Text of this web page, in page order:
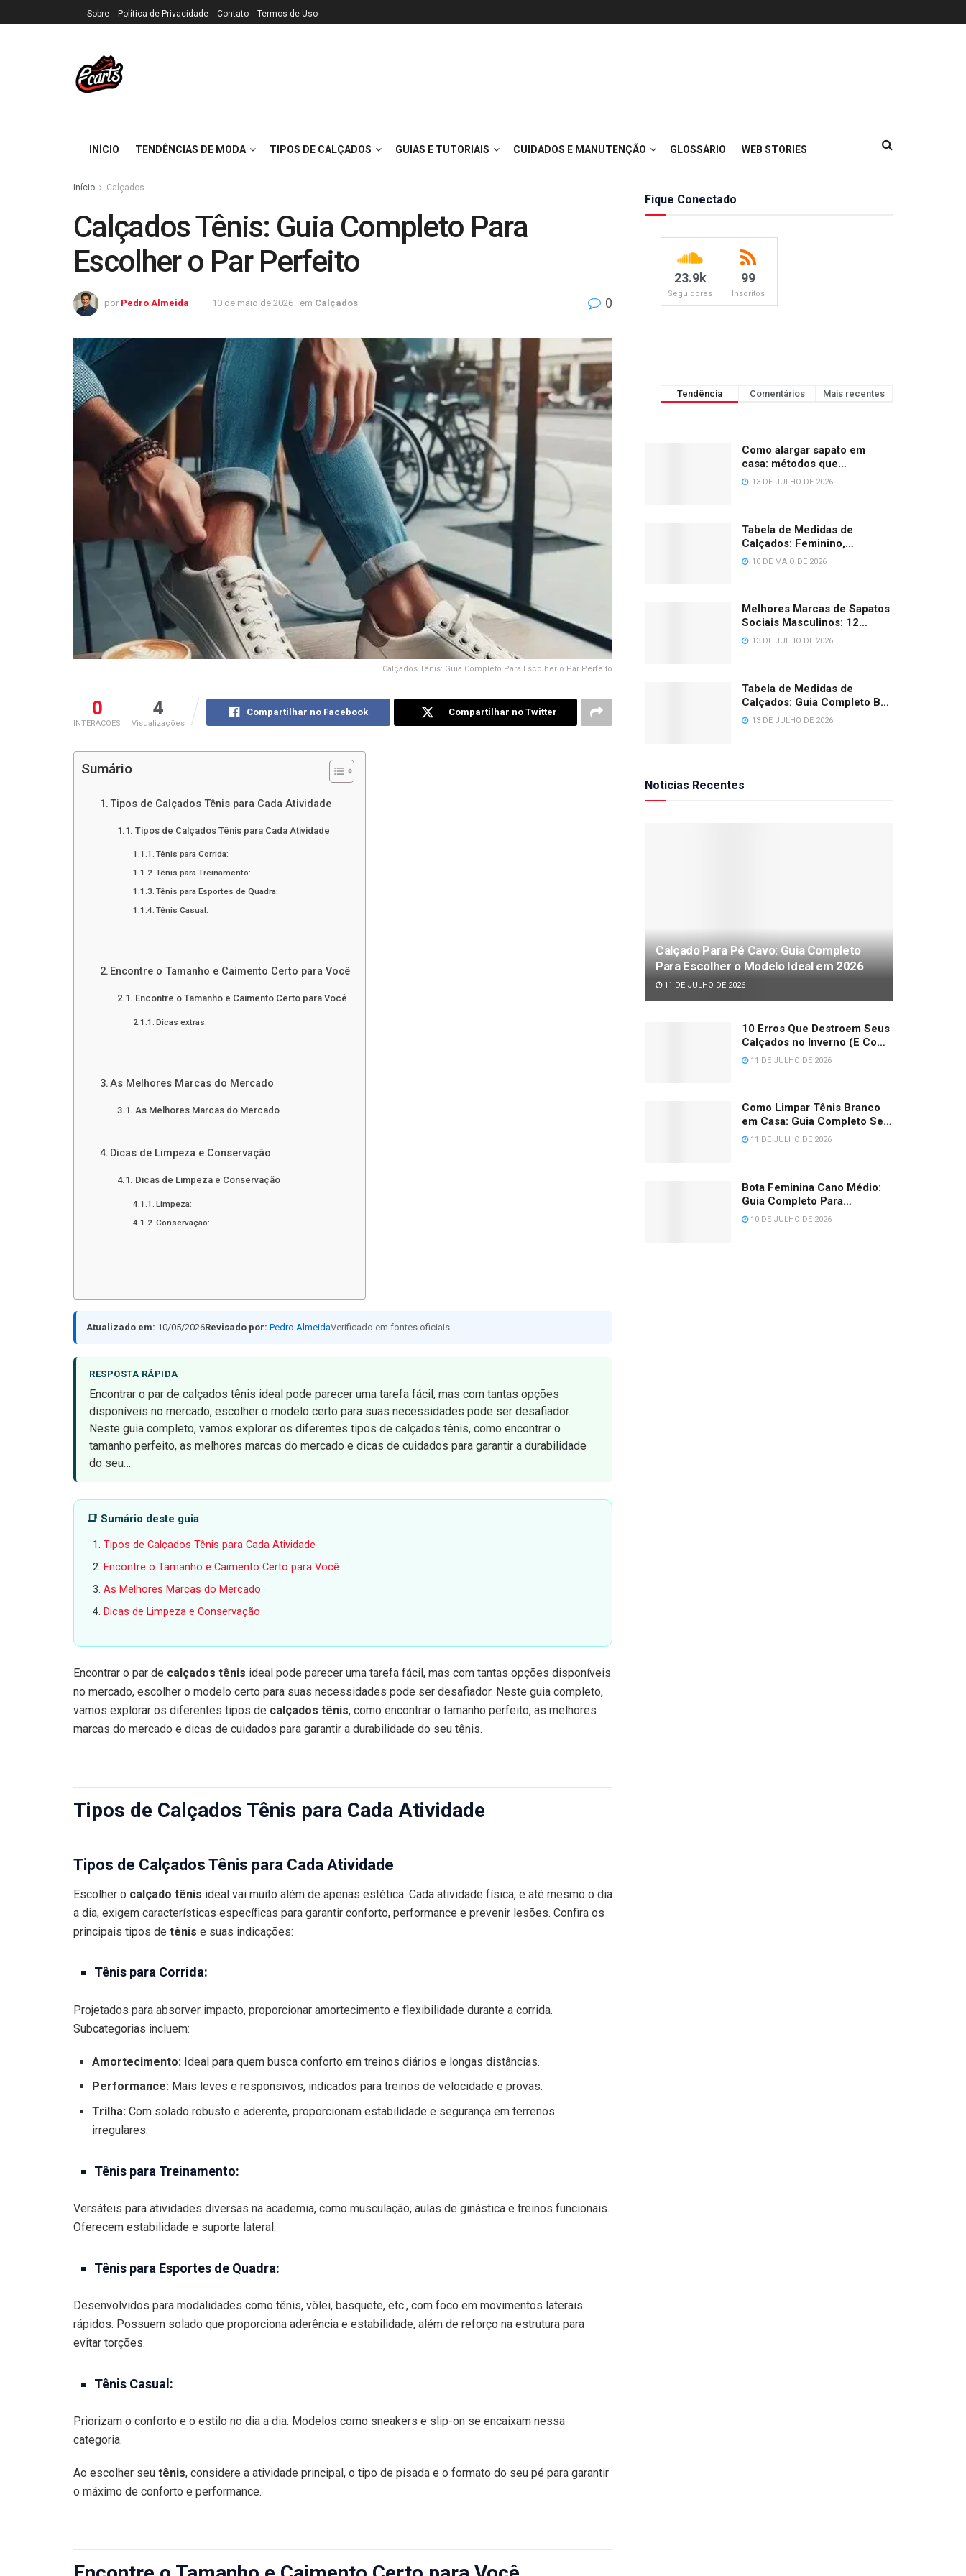
Sobre Política de Privacidade Contato Termos de Uso
INÍCIO TENDÊNCIAS DE MODA TIPOS DE CALÇADOS GUIAS E TUTORIAIS CUIDADOS E MANUTENÇÃO GLOSSÁRIO WEB STORIES
Início Calçados
Calçados Tênis: Guia Completo Para
Escolher o Par Perfeito
por Pedro Almeida 10 de maio de 2026 em Calçados 0
Calçados Tênis: Guia Completo Para Escolher o Par Perfeito
0
INTERAÇÕES
4
Visualizações
Compartilhar no Facebook Compartilhar no Twitter
Sumário
Tipos de Calçados Tênis para Cada Atividade
Tipos de Calçados Tênis para Cada Atividade
Tênis para Corrida:
Tênis para Treinamento:
Tênis para Esportes de Quadra:
Tênis Casual:
Encontre o Tamanho e Caimento Certo para Você
Encontre o Tamanho e Caimento Certo para Você
Dicas extras:
As Melhores Marcas do Mercado
As Melhores Marcas do Mercado
Dicas de Limpeza e Conservação
Dicas de Limpeza e Conservação
Limpeza:
Conservação:
Atualizado em: 10/05/2026Revisado por: Pedro AlmeidaVerificado em fontes oficiais
RESPOSTA RÁPIDA
Encontrar o par de calçados tênis ideal pode parecer uma tarefa fácil, mas com tantas opções
disponíveis no mercado, escolher o modelo certo para suas necessidades pode ser desafiador.
Neste guia completo, vamos explorar os diferentes tipos de calçados tênis, como encontrar o
tamanho perfeito, as melhores marcas do mercado e dicas de cuidados para garantir a durabilidade
do seu…
📑 Sumário deste guia
Tipos de Calçados Tênis para Cada Atividade
Encontre o Tamanho e Caimento Certo para Você
As Melhores Marcas do Mercado
Dicas de Limpeza e Conservação
Encontrar o par de calçados tênis ideal pode parecer uma tarefa fácil, mas com tantas opções disponíveis
no mercado, escolher o modelo certo para suas necessidades pode ser desafiador. Neste guia completo,
vamos explorar os diferentes tipos de calçados tênis, como encontrar o tamanho perfeito, as melhores
marcas do mercado e dicas de cuidados para garantir a durabilidade do seu tênis.
Tipos de Calçados Tênis para Cada Atividade
Tipos de Calçados Tênis para Cada Atividade
Escolher o calçado tênis ideal vai muito além de apenas estética. Cada atividade física, e até mesmo o dia
a dia, exigem características específicas para garantir conforto, performance e prevenir lesões. Confira os
principais tipos de tênis e suas indicações:
Tênis para Corrida:
Projetados para absorver impacto, proporcionar amortecimento e flexibilidade durante a corrida.
Subcategorias incluem:
Amortecimento: Ideal para quem busca conforto em treinos diários e longas distâncias.
Performance:Mais leves e responsivos, indicados para treinos de velocidade e provas.
Trilha:Com solado robusto e aderente, proporcionam estabilidade e segurança em terrenos
irregulares.
Tênis para Treinamento:
Versáteis para atividades diversas na academia, como musculação, aulas de ginástica e treinos funcionais.
Oferecem estabilidade e suporte lateral.
Tênis para Esportes de Quadra:
Desenvolvidos para modalidades como tênis, vôlei, basquete, etc., com foco em movimentos laterais
rápidos. Possuem solado que proporciona aderência e estabilidade, além de reforço na estrutura para
evitar torções.
Tênis Casual:
Priorizam o conforto e o estilo no dia a dia. Modelos como sneakers e slip-on se encaixam nessa
categoria.
Ao escolher seu tênis, considere a atividade principal, o tipo de pisada e o formato do seu pé para garantir
o máximo de conforto e performance.
Fique Conectado
23.9k
Seguidores
99
Inscritos
Tendência Comentários Mais recentes
Como alargar sapato em
casa: métodos que
funcionam de verdade
13 DE JULHO DE 2026
Tabela de Medidas de
Calçados: Feminino,
Masculino, Infantil e Bebê
10 DE MAIO DE 2026
Melhores Marcas de Sapatos
Sociais Masculinos: 12
Opções em 2026
13 DE JULHO DE 2026
Tabela de Medidas de
Calçados: Guia Completo BR,
EUA e Europa 2026
13 DE JULHO DE 2026
Noticias Recentes
Calçado Para Pé Cavo: Guia Completo
Para Escolher o Modelo Ideal em 2026
11 DE JULHO DE 2026
10 Erros Que Destroem Seus
Calçados no Inverno (E Como
Evitar Cada Um) 2026
11 DE JULHO DE 2026
Como Limpar Tênis Branco
em Casa: Guia Completo Sem
Amarelar (2026)
11 DE JULHO DE 2026
Bota Feminina Cano Médio:
Guia Completo Para
Escolher, Medir e Combinar
10 DE JULHO DE 2026